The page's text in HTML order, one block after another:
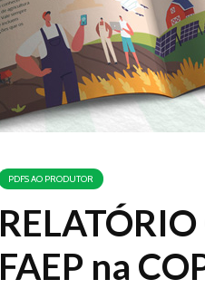
PDFS AO PRODUTOR
FAEP na